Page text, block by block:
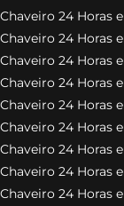
Chaveiro 24 Horas
Chaveiro 24 Horas
Chaveiro 24 Horas
Chaveiro 24 Horas
Chaveiro 24 Horas
Chaveiro 24 Horas
Chaveiro 24 Horas
Chaveiro 24 Horas
Chaveiro 24 Horas